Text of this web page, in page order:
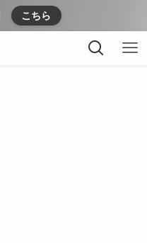
こちら